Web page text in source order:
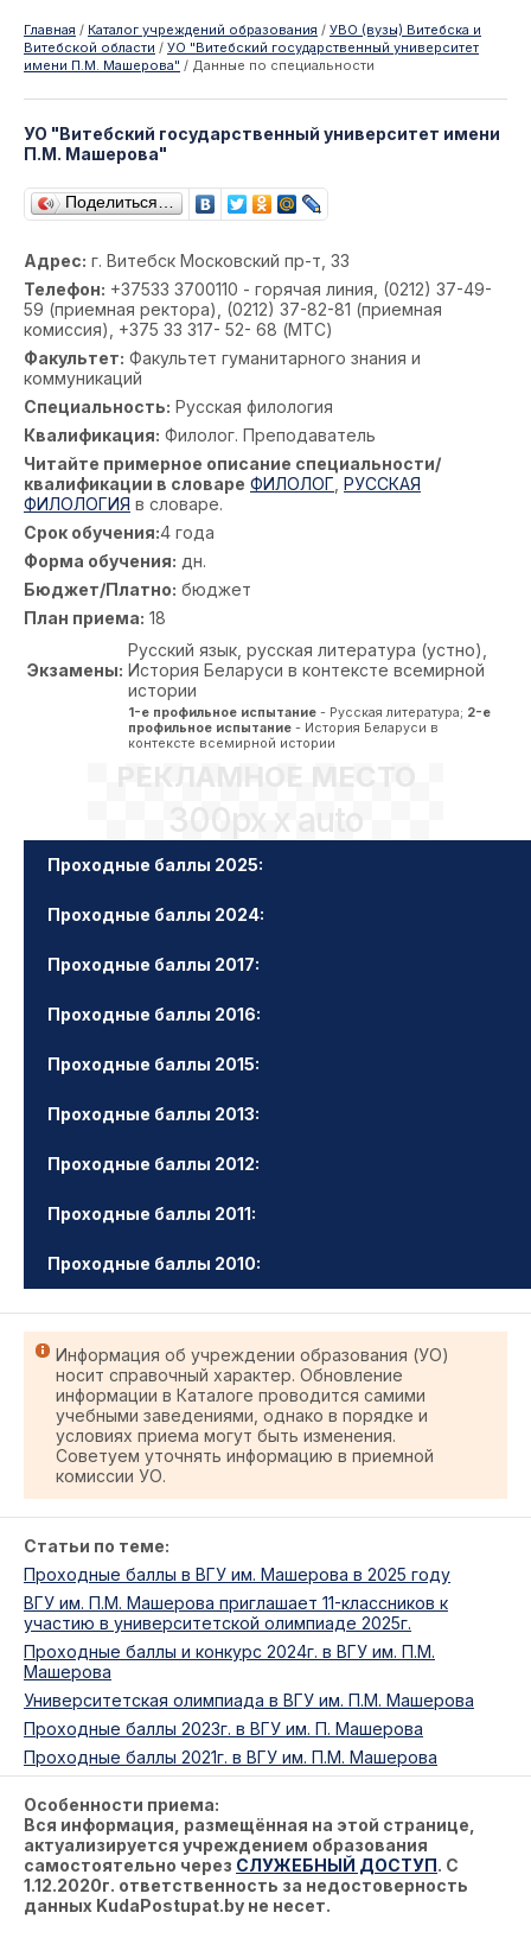
Главная / Каталог учреждений образования / УВО (вузы) Витебска и
Витебской области / УО "Витебский государственный университет
имени П.М. Машерова" / Данные по специальности
УО "Витебский государственный университет имени
П.М. Машерова"
Поделиться…
Адрес: г. Витебск Московский пр-т, 33
Телефон: +37533 3700110 - горячая линия, (0212) 37-49-
59 (приемная ректора), (0212) 37-82-81 (приемная
комиссия), +375 33 317- 52- 68 (МТС)
Факультет: Факультет гуманитарного знания и
коммуникаций
Специальность: Русская филология
Квалификация: Филолог. Преподаватель
Читайте примерное описание специальности/
квалификации в словаре ФИЛОЛОГ РУССКАЯ
ФИЛОЛОГИЯ в словаре.
Срок обучения:4 года
Форма обучения: дн.
Бюджет/Платно: бюджет
План приема: 18
Экзамены:
Русский язык, русская литература (устно),
История Беларуси в контексте всемирной
истории
1-е профильное испытание - Русская литература; 2-е
профильное испытание - История Беларуси в
контексте всемирной истории
РЕКЛАМНОЕ МЕСТО
300px x auto
Проходные баллы 2025:
Проходные баллы 2024:
Проходные баллы 2017:
Проходные баллы 2016:
Проходные баллы 2015:
Проходные баллы 2013:
Проходные баллы 2012:
Проходные баллы 2011:
Проходные баллы 2010:
Информация об учреждении образования (УО)
носит справочный характер. Обновление
информации в Каталоге проводится самими
учебными заведениями, однако в порядке и
условиях приема могут быть изменения.
Советуем уточнять информацию в приемной
комиссии УО.
Статьи по теме:
Проходные баллы в ВГУ им. Машерова в 2025 году
ВГУ им. П.М. Машерова приглашает 11-классников к
участию в университетской олимпиаде 2025г.
Проходные баллы и конкурс 2024г. в ВГУ им. П.М.
Машерова
Университетская олимпиада в ВГУ им. П.М. Машерова
Проходные баллы 2023г. в ВГУ им. П. Машерова
Проходные баллы 2021г. в ВГУ им. П.М. Машерова
Особенности приема:
Вся информация, размещённая на этой странице,
актуализируется учреждением образования
самостоятельно через СЛУЖЕБНЫЙ ДОСТУП. С
1.12.2020г. ответственность за недостоверность
данных KudaPostupat.by не несет.